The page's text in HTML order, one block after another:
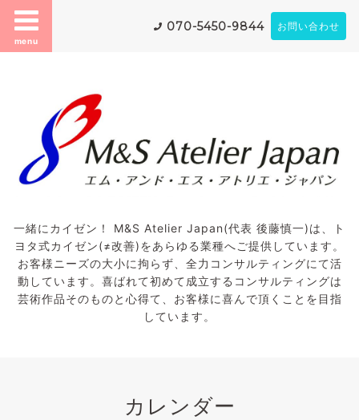
menu
070-5450-9844 お問い合わせ
一緒にカイゼン！ M&S Atelier Japan(代表 後藤慎一)は、ト
ヨタ式カイゼン(≠改善)をあらゆる業種へご提供しています。
お客様ニーズの大小に拘らず、全力コンサルティングにて活
動しています。喜ばれて初めて成立するコンサルティングは
芸術作品そのものと心得て、お客様に喜んで頂くことを目指
しています。
カレンダー